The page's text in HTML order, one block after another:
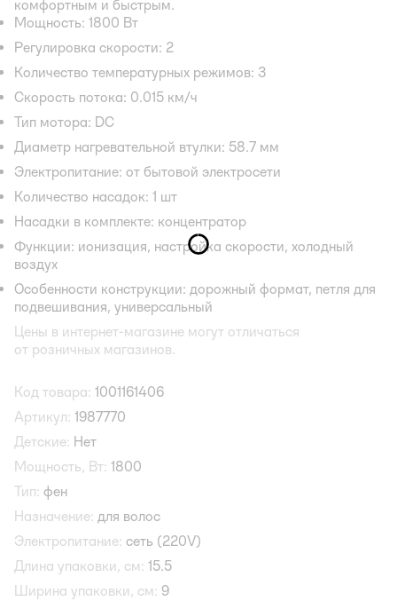
комфортным и быстрым.
Мощность: 1800 Вт
Регулировка скорости: 2
Количество температурных режимов: 3
Скорость потока: 0.015 км/ч
Тип мотора: DC
Диаметр нагревательной втулки: 58.7 мм
Электропитание: от бытовой электросети
Количество насадок: 1 шт
Насадки в комплекте: концентратор
Функции: ионизация, настройка скорости, холодный
воздух
Особенности конструкции: дорожный формат, петля для
подвешивания, универсальный
Цены в интернет-магазине могут отличаться
от розничных магазинов.
Код товара: 1001161406
Артикул: 1987770
Детские: Нет
Мощность, Вт: 1800
Тип: фен
Назначение: для волос
Электропитание: сеть (220V)
Длина упаковки, см: 15.5
Ширина упаковки, см: 9